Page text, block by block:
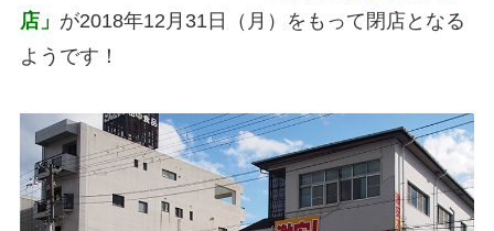
店」 が2018年12月31日（月）をもって閉店となる
ようです！